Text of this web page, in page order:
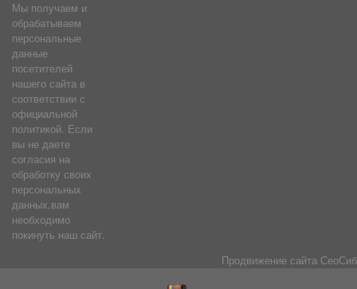
Мы получаем и
обрабатываем
персональные
данные
посетителей
нашего сайта в
соответствии с
официальной
политикой. Если
вы не даете
согласия на
обработку своих
персональных
данных,вам
необходимо
покинуть наш сайт.
Продвижение сайта СеоСиб